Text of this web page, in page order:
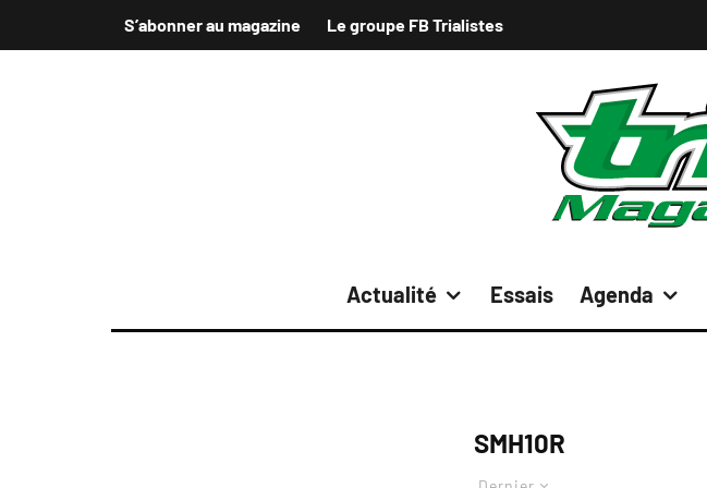
S’abonner au magazine Le groupe FB Trialistes
Actualité Essais Agenda
SMH10R